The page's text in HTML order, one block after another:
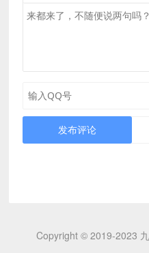
发布评论
Copyright © 2019-2023